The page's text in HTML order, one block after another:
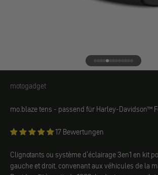
Aller à l'élément 1
Aller à l'élément 2
Aller à l'élément 3
Aller à l'élément 4
Aller à l'élément 5
Aller à l'élément 6
Aller à l'élément
Aller à
Aller à
Aller à
Aller à
Aller à
Aller à
motogadget
motogadget
mo.blaze tens - passend für Harley-Davidson™
17 Bewertungen
Clignotants ou système d'éclairage 3en1 en kit
gauche et droit, convenant aux véhicules de la